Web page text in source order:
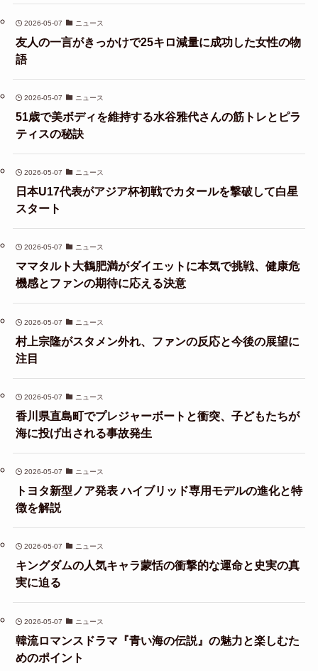
2026-05-07 ニュース
友人の一言がきっかけで25キロ減量に成功した女性の物
語
2026-05-07 ニュース
51歳で美ボディを維持する水谷雅代さんの筋トレとピラ
ティスの秘訣
2026-05-07 ニュース
日本U17代表がアジア杯初戦でカタールを撃破して白星
スタート
2026-05-07 ニュース
ママタルト大鶴肥満がダイエットに本気で挑戦、健康危
機感とファンの期待に応える決意
2026-05-07 ニュース
村上宗隆がスタメン外れ、ファンの反応と今後の展望に
注目
2026-05-07 ニュース
香川県直島町でプレジャーボートと衝突、子どもたちが
海に投げ出される事故発生
2026-05-07 ニュース
トヨタ新型ノア発表 ハイブリッド専用モデルの進化と特
徴を解説
2026-05-07 ニュース
キングダムの人気キャラ蒙恬の衝撃的な運命と史実の真
実に迫る
2026-05-07 ニュース
韓流ロマンスドラマ『青い海の伝説』の魅力と楽しむた
めのポイント